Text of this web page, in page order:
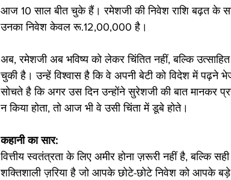
आज 10 साल बीत चुके हैं। रमेशजी की निवेश राशि बढ़त के
उनका निवेश केवल रू.12,00,000 है।
अब, रमेशजी अब भविष्य को लेकर चिंतित नहीं, बल्कि
चुकी है। उन्हें विश्वास है कि वे अपनी बेटी को विदेश में
सोचते है कि अगर उस दिन उन्होंने सुरेशजी की बात मानकर
न किया होता, तो आज भी वे उसी चिंता में डूबे होते।
कहानी का सार:
वित्तीय स्वतंत्रता के लिए अमीर होना ज़रूरी नहीं है, बल्कि
शक्तिशाली ज़रिया है जो आपके छोटे-छोटे निवेश को आपके